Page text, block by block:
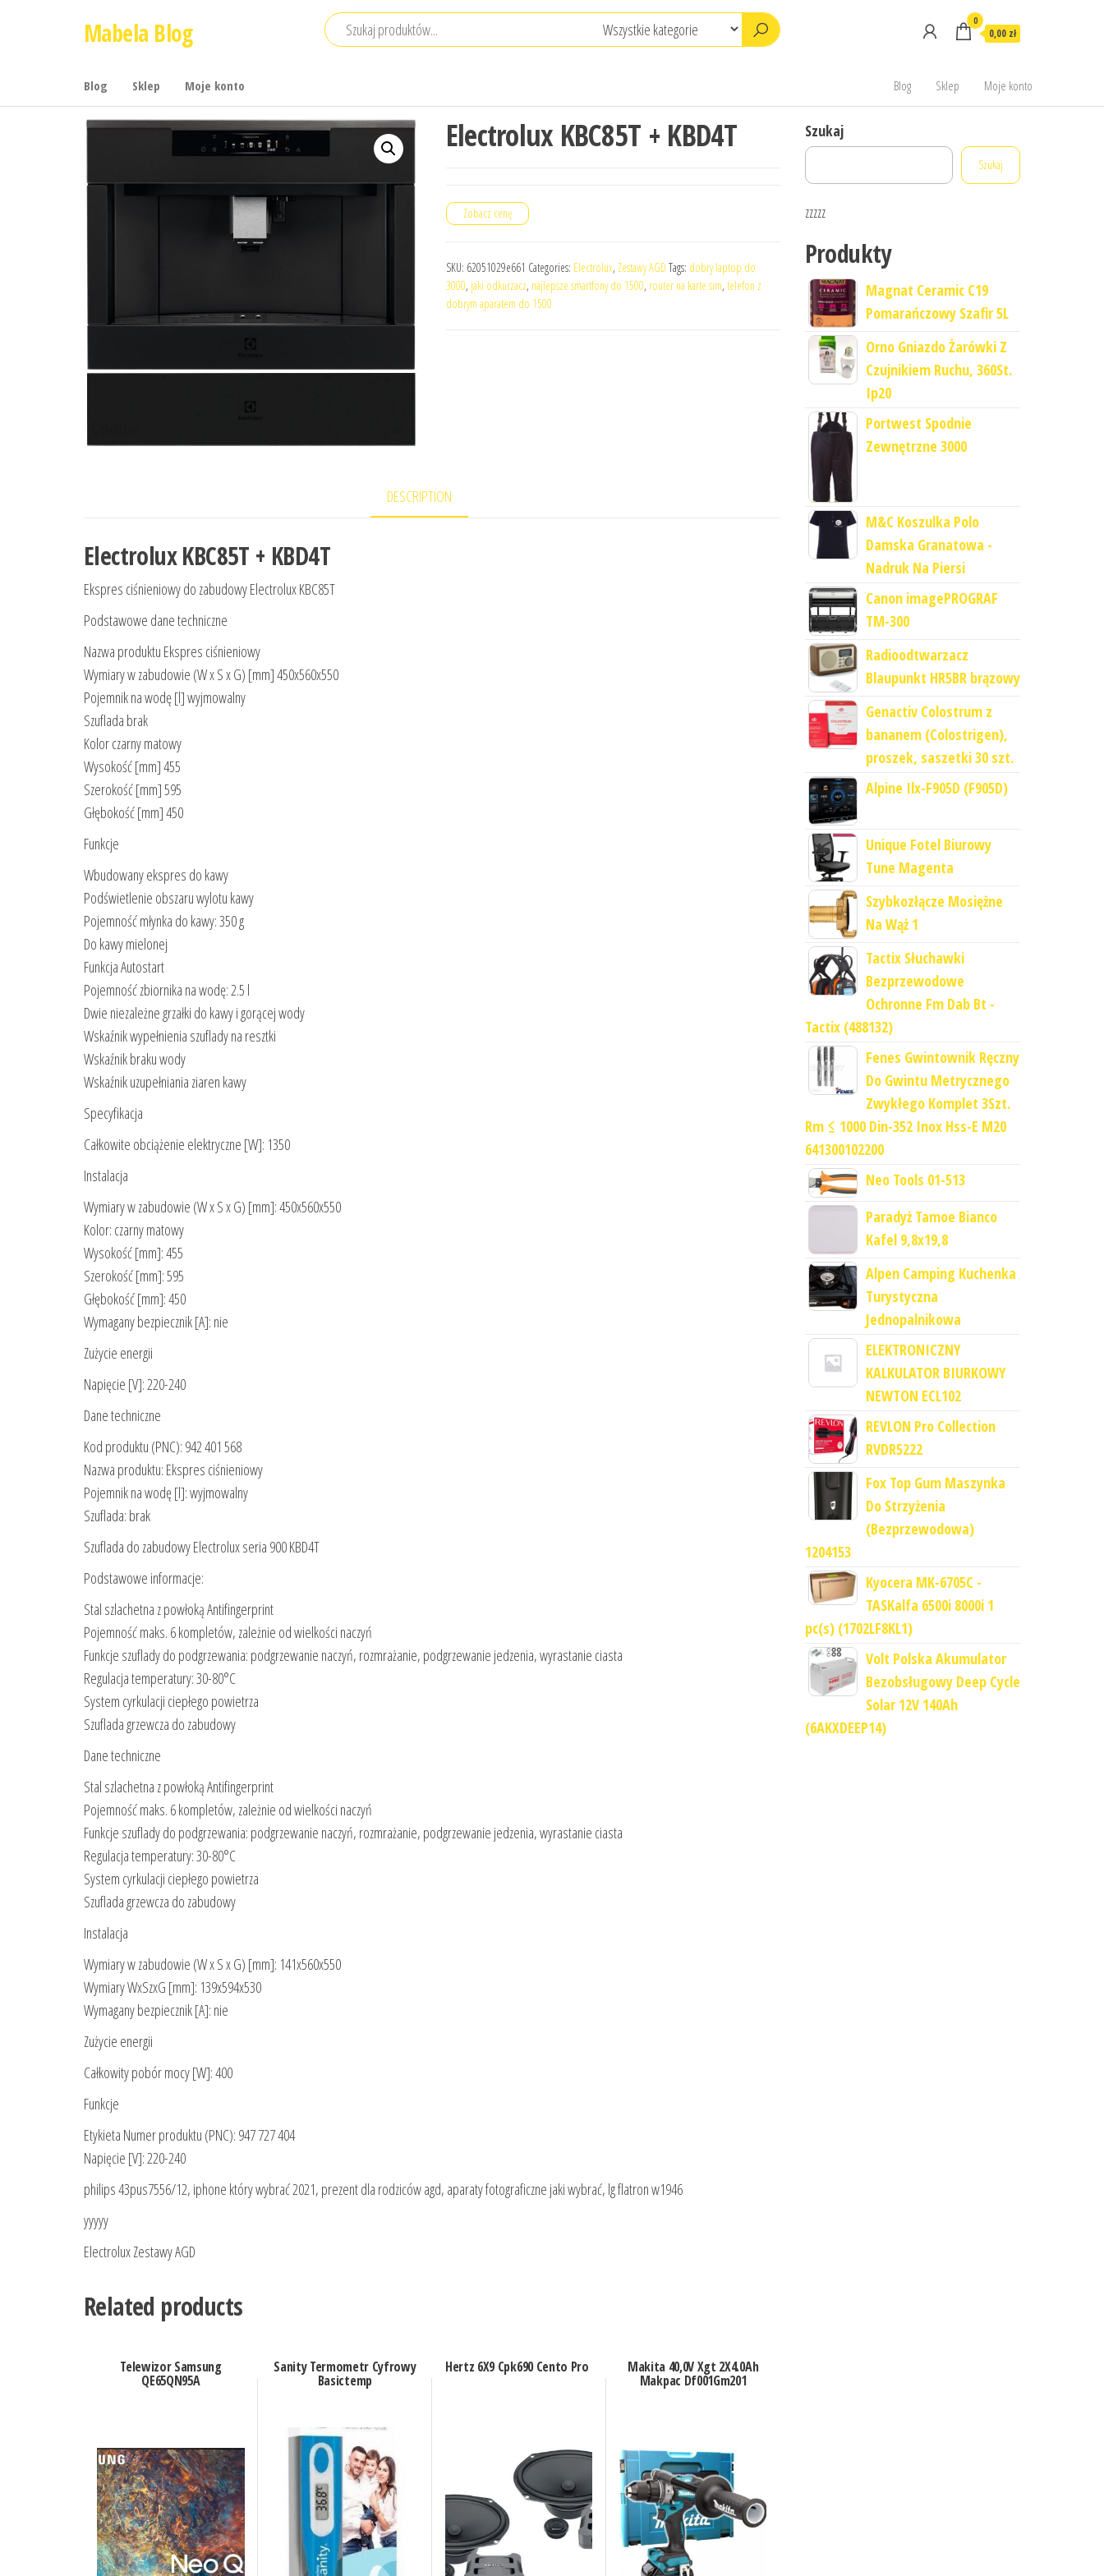
Mabela Blog 0
0,00 zł
Blog Sklep Moje konto Blog Sklep Moje konto
Electrolux KBC85T + KBD4T
Zobacz cenę
SKU: 62051029e661 Categories: Electrolux, Zestawy AGD Tags: dobry laptop do
3000, jaki odkurzacz, najlepsze smartfony do 1500, router na karte sim, telefon z
dobrym aparatem do 1500
DESCRIPTION
Electrolux KBC85T + KBD4T
Ekspres ciśnieniowy do zabudowy Electrolux KBC85T
Podstawowe dane techniczne
Nazwa produktu Ekspres ciśnieniowy
Wymiary w zabudowie (W x S x G) [mm] 450x560x550
Pojemnik na wodę [l] wyjmowalny
Szuflada brak
Kolor czarny matowy
Wysokość [mm] 455
Szerokość [mm] 595
Głębokość [mm] 450
Funkcje
Wbudowany ekspres do kawy
Podświetlenie obszaru wylotu kawy
Pojemność młynka do kawy: 350 g
Do kawy mielonej
Funkcja Autostart
Pojemność zbiornika na wodę: 2.5 l
Dwie niezależne grzałki do kawy i gorącej wody
Wskaźnik wypełnienia szuflady na resztki
Wskaźnik braku wody
Wskaźnik uzupełniania ziaren kawy
Specyfikacja
Całkowite obciążenie elektryczne [W]: 1350
Instalacja
Wymiary w zabudowie (W x S x G) [mm]: 450x560x550
Kolor: czarny matowy
Wysokość [mm]: 455
Szerokość [mm]: 595
Głębokość [mm]: 450
Wymagany bezpiecznik [A]: nie
Zużycie energii
Napięcie [V]: 220-240
Dane techniczne
Kod produktu (PNC): 942 401 568
Nazwa produktu: Ekspres ciśnieniowy
Pojemnik na wodę [l]: wyjmowalny
Szuflada: brak
Szuflada do zabudowy Electrolux seria 900 KBD4T
Podstawowe informacje:
Stal szlachetna z powłoką Antifingerprint
Pojemność maks. 6 kompletów, zależnie od wielkości naczyń
Funkcje szuflady do podgrzewania: podgrzewanie naczyń, rozmrażanie, podgrzewanie jedzenia, wyrastanie ciasta
Regulacja temperatury: 30-80°C
System cyrkulacji ciepłego powietrza
Szuflada grzewcza do zabudowy
Dane techniczne
Stal szlachetna z powłoką Antifingerprint
Pojemność maks. 6 kompletów, zależnie od wielkości naczyń
Funkcje szuflady do podgrzewania: podgrzewanie naczyń, rozmrażanie, podgrzewanie jedzenia, wyrastanie ciasta
Regulacja temperatury: 30-80°C
System cyrkulacji ciepłego powietrza
Szuflada grzewcza do zabudowy
Instalacja
Wymiary w zabudowie (W x S x G) [mm]: 141x560x550
Wymiary WxSzxG [mm]: 139x594x530
Wymagany bezpiecznik [A]: nie
Zużycie energii
Całkowity pobór mocy [W]: 400
Funkcje
Etykieta Numer produktu (PNC): 947 727 404
Napięcie [V]: 220-240
philips 43pus7556/12, iphone który wybrać 2021, prezent dla rodziców agd, aparaty fotograficzne jaki wybrać, lg flatron w1946
yyyyy
Electrolux Zestawy AGD
Related products
Telewizor Samsung
QE65QN95A
Sanity Termometr Cyfrowy
Basictemp
Hertz 6X9 Cpk690 Cento Pro Makita 40,0V Xgt 2X4.0Ah
Makpac Df001Gm201
Szukaj
Szukaj
zzzzz
Produkty
Magnat Ceramic C19
Pomarańczowy Szafir 5L
Orno Gniazdo Żarówki Z
Czujnikiem Ruchu, 360St.
Ip20
Portwest Spodnie
Zewnętrzne 3000
M&C Koszulka Polo
Damska Granatowa -
Nadruk Na Piersi
Canon imagePROGRAF
TM-300
Radioodtwarzacz
Blaupunkt HR5BR brązowy
Genactiv Colostrum z
bananem (Colostrigen),
proszek, saszetki 30 szt.
Alpine Ilx-F905D (F905D)
Unique Fotel Biurowy
Tune Magenta
Szybkozłącze Mosiężne
Na Wąż 1
Tactix Słuchawki
Bezprzewodowe
Ochronne Fm Dab Bt -
Tactix (488132)
Fenes Gwintownik Ręczny
Do Gwintu Metrycznego
Zwykłego Komplet 3Szt.
Rm ≤ 1000 Din-352 Inox Hss-E M20
641300102200
Neo Tools 01-513
Paradyż Tamoe Bianco
Kafel 9,8x19,8
Alpen Camping Kuchenka
Turystyczna
Jednopalnikowa
ELEKTRONICZNY
KALKULATOR BIURKOWY
NEWTON ECL102
REVLON Pro Collection
RVDR5222
Fox Top Gum Maszynka
Do Strzyżenia
(Bezprzewodowa)
1204153
Kyocera MK-6705C -
TASKalfa 6500i 8000i 1
pc(s) (1702LF8KL1)
Volt Polska Akumulator
Bezobsługowy Deep Cycle
Solar 12V 140Ah
(6AKXDEEP14)